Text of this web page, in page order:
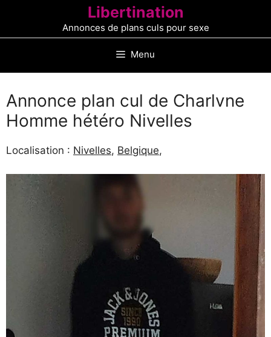
contenu
Libertination
Annonces de plans culs pour sexe
Menu
Annonce plan cul de Charlvne
Homme hétéro Nivelles
Localisation : Nivelles, Belgique,